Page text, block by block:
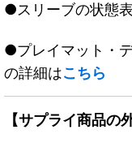
●スリーブの状態
●プレイマット・
の詳細はこちら
【サプライ商品の